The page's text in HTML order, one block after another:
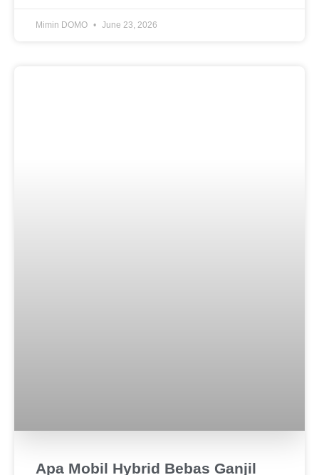
Mimin DOMO June 23, 2026
Apa Mobil Hybrid Bebas Ganjil